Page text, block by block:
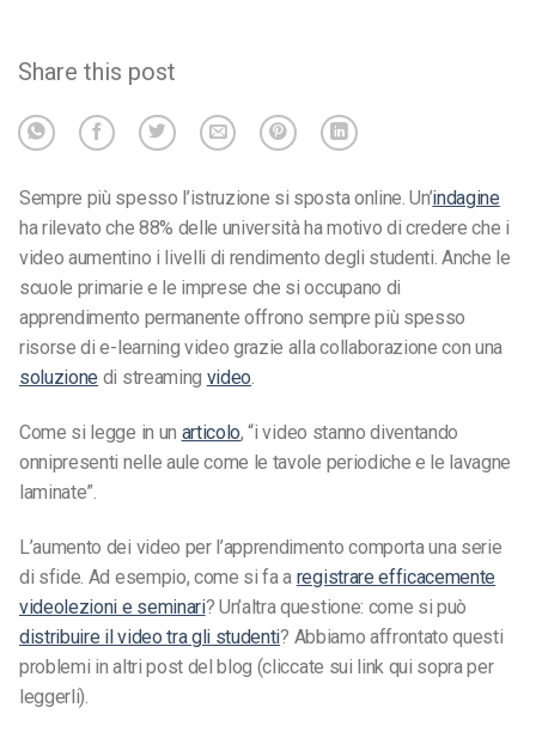
Share this post
Sempre più spesso l’istruzione si sposta online. Un’indagine
ha rilevato che 88% delle università ha motivo di credere che i
video aumentino i livelli di rendimento degli studenti. Anche le
scuole primarie e le imprese che si occupano di
apprendimento permanente offrono sempre più spesso
risorse di e-learning video grazie alla collaborazione con una
soluzione di streaming video.
Come si legge in un articolo, “i video stanno diventando
onnipresenti nelle aule come le tavole periodiche e le lavagne
laminate”.
L’aumento dei video per l’apprendimento comporta una serie
di sfide. Ad esempio, come si fa a registrare efficacemente
videolezioni e seminari? Un’altra questione: come si può
distribuire il video tra gli studenti? Abbiamo affrontato questi
problemi in altri post del blog (cliccate sui link qui sopra per
leggerli).